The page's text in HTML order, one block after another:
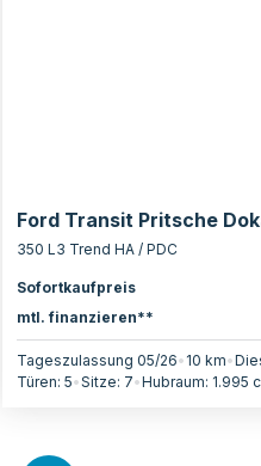
Ford Transit Pritsche
350 L3 Trend HA / PDC
Sofortkaufpreis
mtl. finanzieren**
Tageszulassung 05/26• 10 km•
Türen: 5•Sitze: 7•Hubraum: 1.995